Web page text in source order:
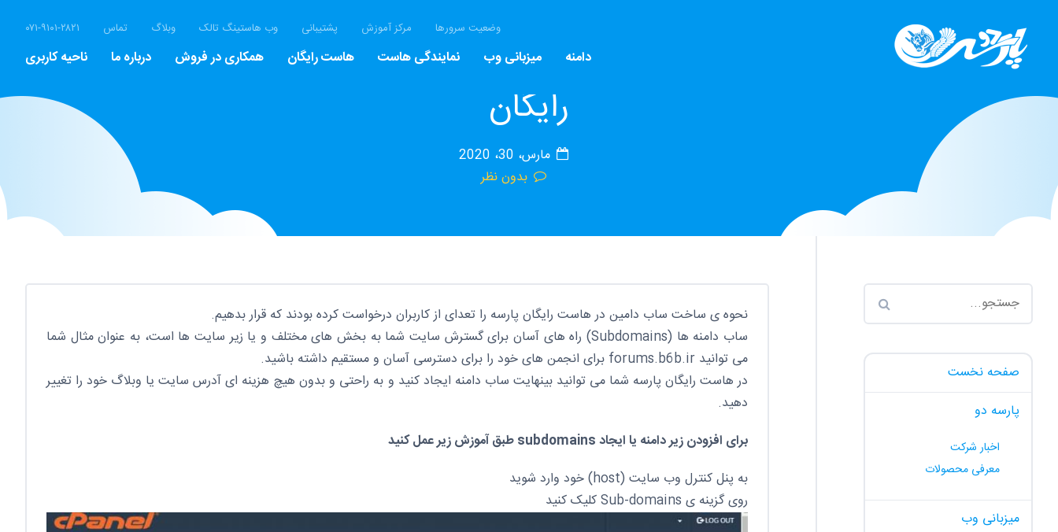
ناحیه کاربری درباره ما همکاری در فروش هاست رایگان نمایندگی هاست میزبانی وب دامنه
۰۷۱-۹۱۰۱-۲۸۲۱ تماس وبلاگ وب هاستینگ تالک پشتیبانی مرکز آموزش وضعیت سرورها
نحوه ی ساخت ساب دامین در هاست
رایگان
مارس، 30، 2020
بدون نظر
نحوه ی ساخت ساب دامین در هاست رایگان پارسه را تعدای از کاربران درخواست کرده بودند که قرار بدهیم.
ساب دامنه ها (Subdomains) راه های آسان برای گسترش سایت شما به بخش های مختلف و یا زیر سایت ها است، به عنوان مثال شما
می توانید forums.b6b.ir برای انجمن های خود را برای دسترسی آسان و مستقیم داشته باشید.
در هاست رایگان پارسه شما می توانید بینهایت ساب دامنه ایجاد کنید و به راحتی و بدون هیچ هزینه ای آدرس سایت یا وبلاگ خود را تغییر
دهید.
برای افزودن زیر دامنه یا ایجاد subdomains طبق آموزش زیر عمل کنید
به پنل کنترل وب سایت (host) خود وارد شوید
روی گزینه ی Sub-domains کلیک کنید
صفحه نخست
پارسه دو
اخبار شرکت
معرفی محصولات
میزبانی وب